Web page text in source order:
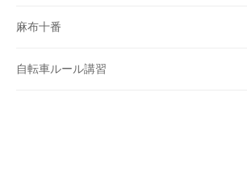
麻布十番
自転車ルール講習